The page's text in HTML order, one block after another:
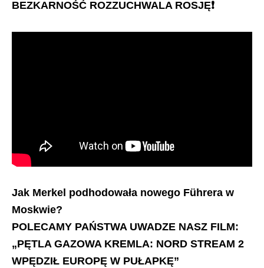
BEZKARNOŚĆ ROZZUCHWALA ROSJĘ❗️
Jak Merkel podhodowała nowego Führera w
Moskwie?
POLECAMY PAŃSTWA UWADZE NASZ FILM:
„PĘTLA GAZOWA KREMLA: NORD STREAM 2
WPĘDZIŁ EUROPĘ W PUŁAPKĘ”